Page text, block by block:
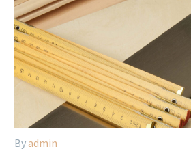
Byadmin